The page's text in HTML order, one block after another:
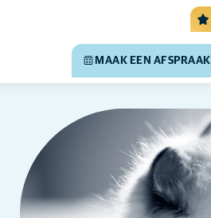
MAAK EEN AFSPRAAK